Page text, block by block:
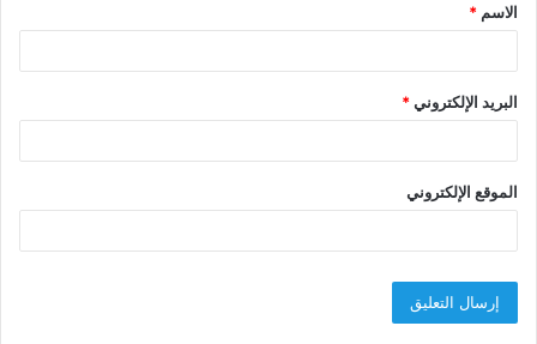
*
الاسم *
البريد الإلكتروني*
الموقع الإلكتروني